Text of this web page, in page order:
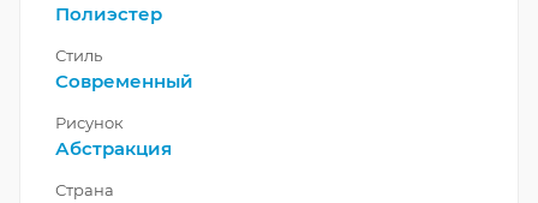
Полиэстер
Стиль
Современный
Рисунок
Абстракция
Страна